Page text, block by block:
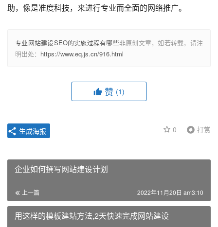
助，像是准度科技，来进行专业而全面的网络推广。
专业网站建设SEO的实施过程有哪些非原创文章，如若转载，请注
明出处： https://www.eq.js.cn/916.html
赞 (1)
0 打赏
生成海报
企业如何撰写网站建设计划
上一篇 2022年11月20日 am3:10
用这样的模板建站方法,2天快速完成网站建设